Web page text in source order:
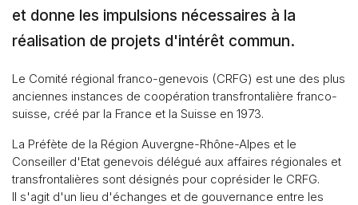
et donne les impulsions nécessaires à la
réalisation de projets d'intérêt commun.
Le Comité régional franco-genevois (CRFG) est une des plus
anciennes instances de coopération transfrontalière franco-
suisse, créé par la France et la Suisse en 1973.
La Préfète de la Région Auvergne-Rhône-Alpes et le
Conseiller d'Etat genevois délégué aux affaires régionales et
transfrontalières sont désignés pour coprésider le CRFG.
Il s'agit d'un lieu d'échanges et de gouvernance entre les